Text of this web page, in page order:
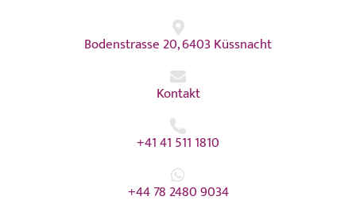
Bodenstrasse 20, 6403 Küssnacht
Kontakt
+41 41 511 1810
+44 78 2480 9034